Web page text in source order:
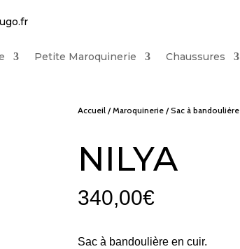
Petite Maroquinerie Chaussures
Accueil /Maroquinerie /Sac à bandoulière
NILYA
340,00€
Sac à bandoulière en cuir.